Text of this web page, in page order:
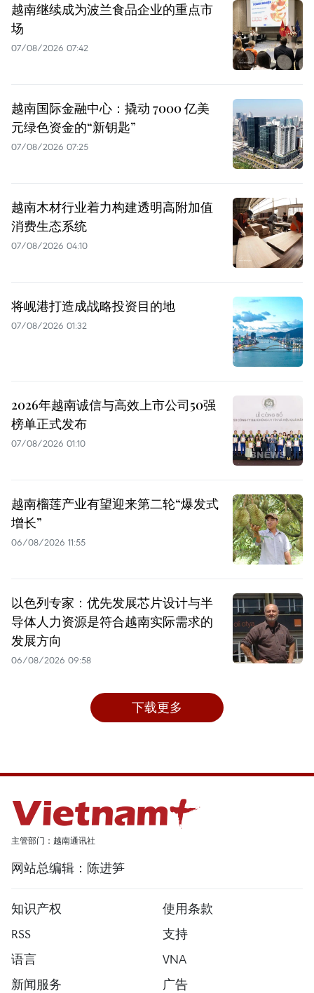
越南继续成为波兰食品企业的重点市
场
07/08/2026 07:42
越南国际金融中心：撬动 7000 亿美
元绿色资金的“新钥匙”
07/08/2026 07:25
越南木材行业着力构建透明高附加值
消费生态系统
07/08/2026 04:10
将岘港打造成战略投资目的地
07/08/2026 01:32
2026年越南诚信与高效上市公司50强
榜单正式发布
07/08/2026 01:10
越南榴莲产业有望迎来第二轮“爆发式
增长”
06/08/2026 11:55
以色列专家：优先发展芯片设计与半
导体人力资源是符合越南实际需求的
发展方向
06/08/2026 09:58
下载更多
主管部门：越南通讯社
网站总编辑：陈进笋
知识产权
使用条款
RSS
支持
语言
VNA
新闻服务
广告